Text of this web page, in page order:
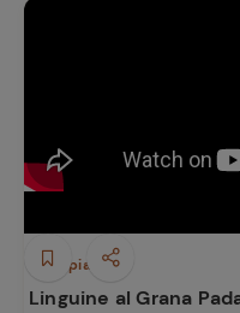
Primi piatti
Linguine al Grana